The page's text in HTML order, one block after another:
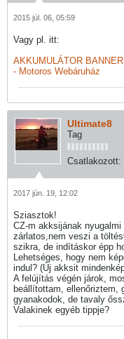
2015 júl. 06, 05:59
Vagy pl. itt:
AKKUMULÁTOR
- Motoros Webáruház
Ultimate8
Tag
Csatlakozott:
2017 jún. 19, 12:02
Sziasztok!
CZ-m akksijának
zárlatos,nem veszi a
szikra, de indításkor épp
Lehetséges, hogy nem
indul? (Új akksit
A felújítás végén járok,
beállítottam, ellenőriztem,
gyanakodok, de tavaly
Valakinek egyéb tippje?